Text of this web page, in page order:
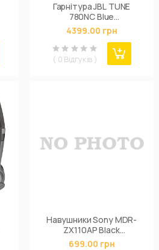
Гарнітура JBL TUNE
780NC Blue
(JBLT780NCBLU)
4399.00 грн
( 0 Відгуків )
Навушники Sony MDR-
ZX110AP Black
(MDRZX110APB.CE7)
699.00 грн